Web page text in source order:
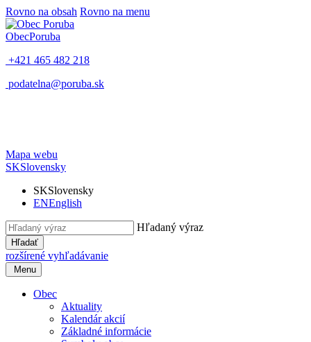
Rovno na obsah Rovno na menu
ObecPoruba
+421 465 482 218
podatelna@poruba.sk
Mapa webu
SKSlovensky
SKSlovensky
ENEnglish
Hľadaný výraz
Hľadať
rozšírené vyhľadávanie
Menu
Obec
Aktuality
Kalendár akcií
Základné informácie